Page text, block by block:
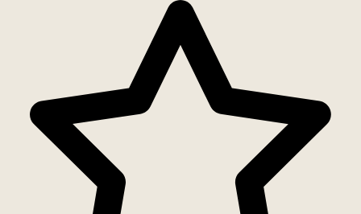
Aanwijzingen voor de gebruiker
Inventaris